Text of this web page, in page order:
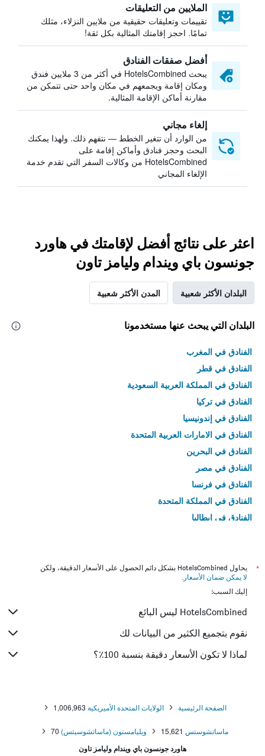
الملايين من التعليقات
تقييمات وتعليقات حقيقية من ملايين النزلاء، مثلك
تمامًا. احجز إقامتك المثالية بكل ثقة!
أفضل صفقات الفنادق
يبحث HotelsCombined في أكثر من 3 ملايين فندق
ومكان إقامة ويجمعهم في مكان واحد حتى تتمكن من
مقارنة أماكن الإقامة المثالية.
إلغاء مجاني
من الوارد أن تتغير الخطط — نتفهم ذلك. ولهذا يمكنك
البحث وحجز فنادق وأماكن إقامة على
HotelsCombined من وكالات السفر التي تقدم خدمة
الإلغاء المجاني
اعثر على نتائج أفضل لإقامتك في هاورد
جونسون باي ويندام وليامز تاون
البلدان الأكثر شعبية المدن الأكثر شعبية
البلدان التي يبحث عنها مستخدمونا
الفنادق في المغرب
الفنادق في قطر
الفنادق في المملكة العربية السعودية
الفنادق في تركيا
الفنادق في إندونيسيا
الفنادق في الامارات العربية المتحدة
الفنادق في البحرين
الفنادق في مصر
الفنادق في فرنسا
الفنادق في المملكة المتحدة
الفنادق في إيطاليا
*
يحاول HotelsCombined بشكل دائم الحصول على الأسعار الدقيقة، ولكن
لا يمكن ضمان الأسعار .
إليك السبب:
HotelsCombined ليس البائع
نقوم بتجميع الكثير من البيانات لك
لماذا لا تكون الأسعار دقيقة بنسبة 100٪؟
الصفحة الرئيسية الولايات المتحدة الأميريكية 1,006,963
ماساتشوستس 15,621 ويليامستون (ماساتشوسيتس) 70
هاورد جونسون باي ويندام وليامز تاون